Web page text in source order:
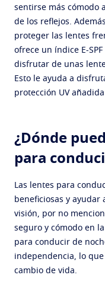
sentirse más cómodo
de los reflejos.
proteger las lentes
ofrece un índice E-
disfrutar de unas
Esto le ayuda a
protección UV
¿Dónde
para
Las lentes para
beneficiosas y ayudar
visión, por no
seguro y cómodo en
para conducir de
independencia, lo
cambio de vida.